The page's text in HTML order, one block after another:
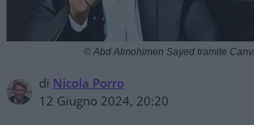
di Nicola Porro
12 Giugno 2024, 20:20
© Abd Almohimen Sayed tramite